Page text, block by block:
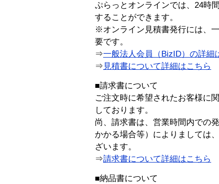
ぷらっとオンラインでは、24時
することができます。
※オンライン見積書発行には、
要です。
⇒一般法人会員（BizID）の詳細
⇒ 見積書について詳細はこちら
■請求書について
ご注文時に希望されたお客様に
しております。
尚、請求書は、営業時間内での
かかる場合等）によりましては
ざいます。
⇒請求書について詳細はこちら
■納品書について